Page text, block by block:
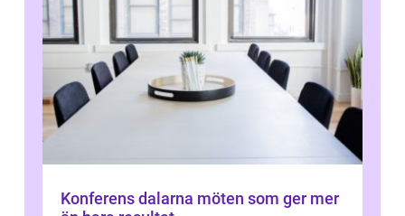
Konferens dalarna möten som ger mer